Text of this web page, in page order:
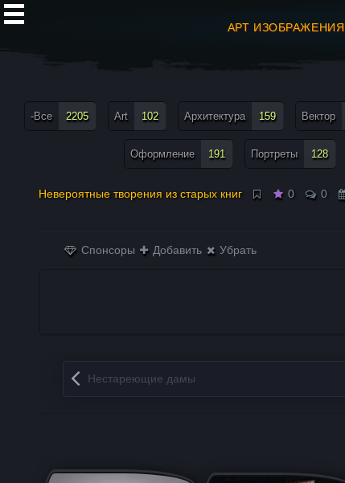
АРТ ИЗОБРАЖЕНИЯ
-Все 2205 Art 102 Архитектура 159 Вектор
Оформление 191 Портреты 128
Невероятные творения из старых книг 0 0
Спонсоры Добавить Убрать
Запись навигация
Нестареющие дамы